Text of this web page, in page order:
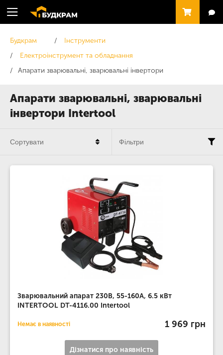
Апарати зварювальні, зварювальні
інвертори Intertool
Будкрам
Інструменти
Електроінструмент та обладнання
Апарати зварювальні, зварювальні інвертори
Зварювальний апарат 230В, 55-160А, 6.5 кВт
INTERTOOL DT-4116.00 Intertool
Немає в наявності 1 969 грн
Дізнатися про наявність
Сортувати Фільтри